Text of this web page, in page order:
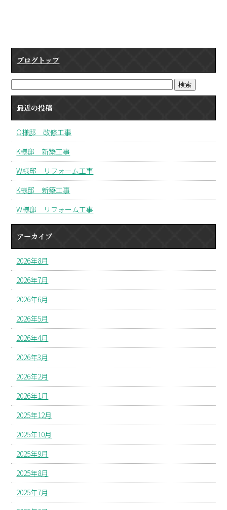
ブログトップ
最近の投稿
O様邸 改修工事
K様邸 新築工事
W様邸 リフォーム工事
K様邸 新築工事
W様邸 リフォーム工事
アーカイブ
2026年8月
2026年7月
2026年6月
2026年5月
2026年4月
2026年3月
2026年2月
2026年1月
2025年12月
2025年10月
2025年9月
2025年8月
2025年7月